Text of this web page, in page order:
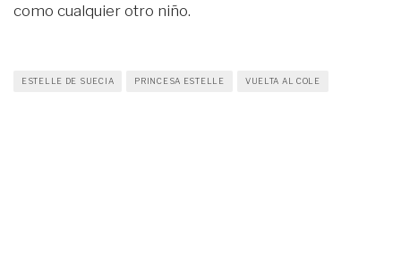
como cualquier otro niño.
ESTELLE DE SUECIA PRINCESA ESTELLE VUELTA AL COLE